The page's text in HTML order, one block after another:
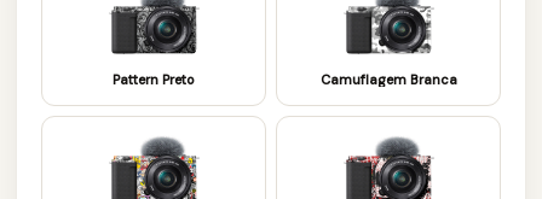
Pattern Preto Camuflagem Branca